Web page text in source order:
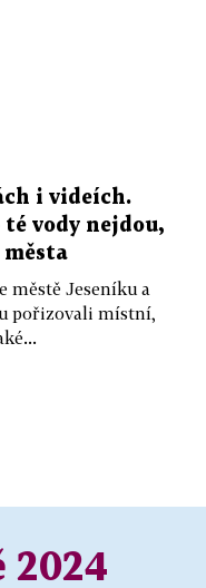
i videích.
vody nejdou,
městě Jeseníku a
pořizovali místní,
2024